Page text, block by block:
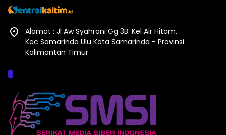
Alamat : Jl Aw Syahrani Gg 3B. Kel Air Hitam.
Kec Samarinda Ulu Kota Samarinda - Provinsi
Kalimantan Timur